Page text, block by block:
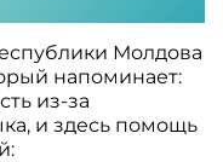
Молдова
напоминает:
из-за
и здесь помощь